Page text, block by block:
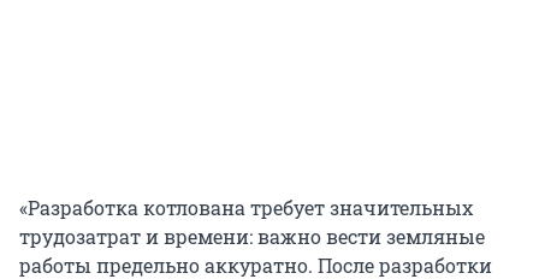
«Разработка котлована требует значительных
трудозатрат и времени: важно вести земляные
работы предельно аккуратно. После разработки